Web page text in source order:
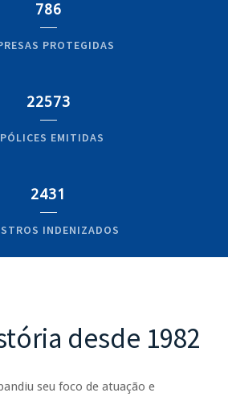
786
PROTEGIDAS
22573
EMITIDAS
2431
INDENIZADOS
desde 1982
seu foco de atuação e